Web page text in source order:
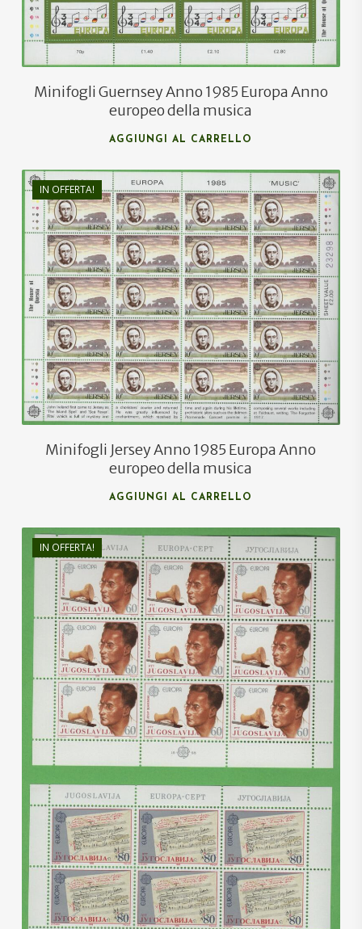
Minifogli Guernsey Anno 1985 Europa Anno
europeo della musica
AGGIUNGI AL CARRELLO
IN OFFERTA!
€20,00
€12,00
Minifogli Jersey Anno 1985 Europa Anno
europeo della musica
AGGIUNGI AL CARRELLO
IN OFFERTA!
€2,00
€1,20